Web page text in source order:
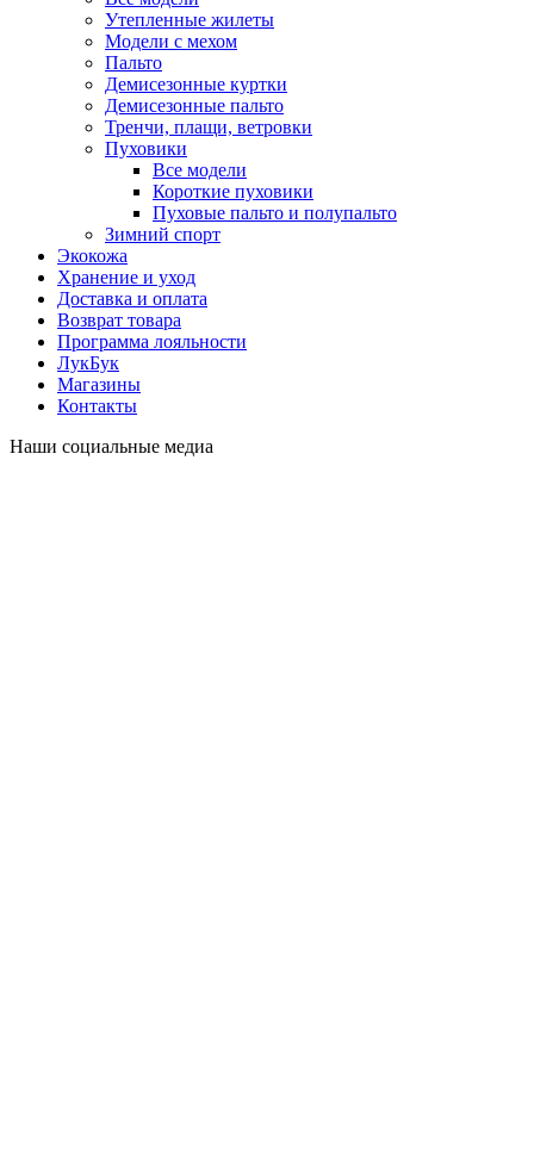
Утепленные жилеты
Модели с мехом
Пальто
Демисезонные куртки
Демисезонные пальто
Тренчи, плащи, ветровки
Пуховики
Все модели
Короткие пуховики
Пуховые пальто и полупальто
Зимний спорт
Экокожа
Хранение и уход
Доставка и оплата
Возврат товара
Программа лояльности
ЛукБук
Магазины
Контакты
Наши социальные медиа